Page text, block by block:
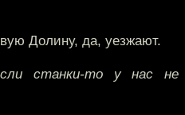
Долину, да, уезжают.
станки-то у нас не